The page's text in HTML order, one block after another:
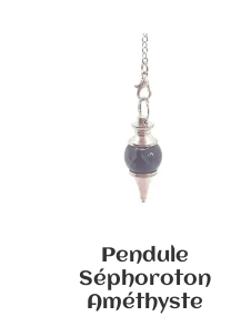
Pendule
Séphoroton
Améthyste